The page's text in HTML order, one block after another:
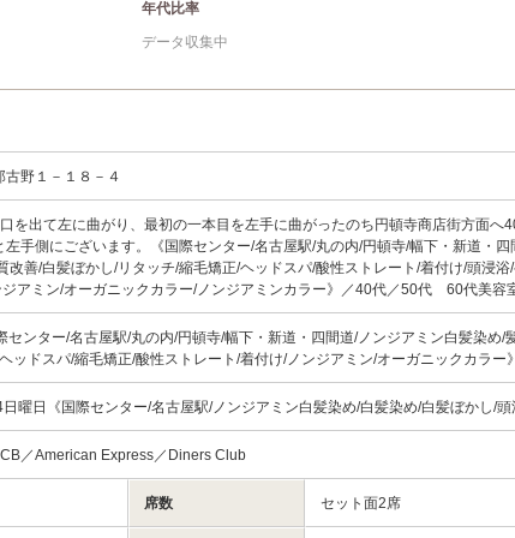
年代比率
データ収集中
野１－１８－４
を出て左に曲がり、最初の一本目を左手に曲がったのち円頓寺商店街方面へ
左手側にございます。《国際センター/名古屋駅/丸の内/円頓寺/幅下・新道・四
改善/白髪ぼかし/リタッチ/縮毛矯正/ヘッドスパ/酸性ストレート/着付け/頭浸浴
ジアミン/オーガニックカラー/ノンジアミンカラー》／40代／50代 60代美容
ンター/名古屋駅/丸の内/円頓寺/幅下・新道・四間道/ノンジアミン白髪染め/
ッドスパ/縮毛矯正/酸性ストレート/着付け/ノンジアミン/オーガニックカラー
曜日《国際センター/名古屋駅/ノンジアミン白髪染め/白髪染め/白髪ぼかし/
／American Express／Diners Club
席数 セット面2席